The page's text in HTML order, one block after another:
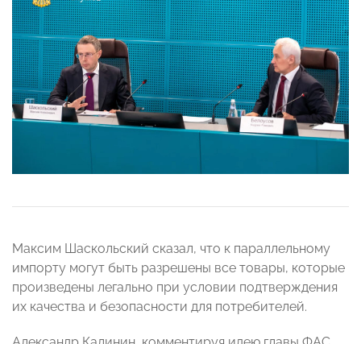
Максим Шаскольский сказал, что к параллельному
импорту могут быть разрешены все товары, которые
произведены легально при условии подтверждения
их качества и безопасности для потребителей.